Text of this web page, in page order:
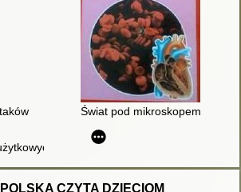
Świat pod mikroskopem [DP-M]
(polski, łaciński, angielski,
CZYTA DZIECIOM